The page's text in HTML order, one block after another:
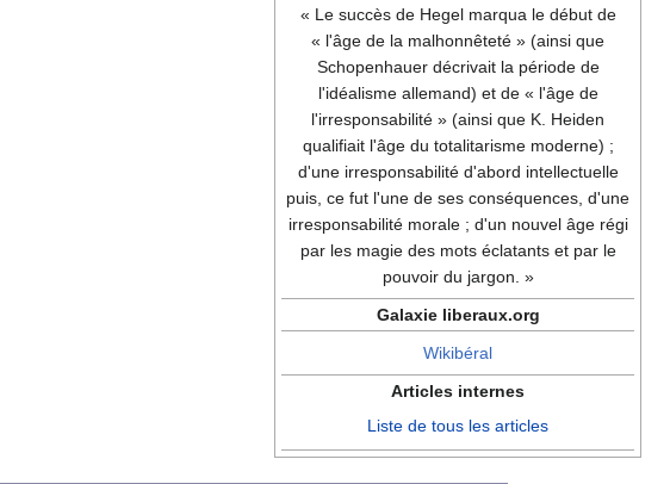
« Le succès de Hegel marqua le début de
« l'âge de la malhonnêteté » (ainsi que
Schopenhauer décrivait la période de
l'idéalisme allemand) et de « l'âge de
l'irresponsabilité » (ainsi que K. Heiden
qualifiait l'âge du totalitarisme moderne) ;
d'une irresponsabilité d'abord intellectuelle
puis, ce fut l'une de ses conséquences, d'une
irresponsabilité morale ; d'un nouvel âge régi
par les magie des mots éclatants et par le
pouvoir du jargon. »
Galaxie liberaux.org
Wikibéral
Articles internes
Liste de tous les articles